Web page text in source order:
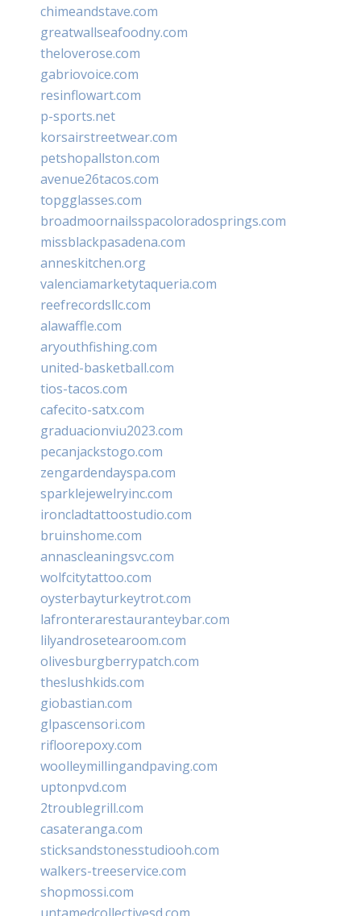
chimeandstave.com
greatwallseafoodny.com
theloverose.com
gabriovoice.com
resinflowart.com
p-sports.net
korsairstreetwear.com
petshopallston.com
avenue26tacos.com
topgglasses.com
broadmoornailsspacoloradosprings.com
missblackpasadena.com
anneskitchen.org
valenciamarketytaqueria.com
reefrecordsllc.com
alawaffle.com
aryouthfishing.com
united-basketball.com
tios-tacos.com
cafecito-satx.com
graduacionviu2023.com
pecanjackstogo.com
zengardendayspa.com
sparklejewelryinc.com
ironcladtattoostudio.com
bruinshome.com
annascleaningsvc.com
wolfcitytattoo.com
oysterbayturkeytrot.com
lafronterarestauranteybar.com
lilyandrosetearoom.com
olivesburgberrypatch.com
theslushkids.com
giobastian.com
glpascensori.com
rifloorepoxy.com
woolleymillingandpaving.com
uptonpvd.com
2troublegrill.com
casateranga.com
sticksandstonesstudiooh.com
walkers-treeservice.com
shopmossi.com